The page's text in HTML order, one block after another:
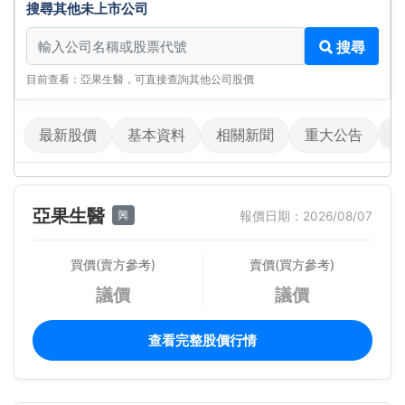
搜尋其他未上市公司
搜尋其他未上市公司
搜尋
目前查看：亞果生醫，可直接查詢其他公司股價
最新股價 基本資料 相關新聞 重大公告
亞果生醫 興 報價日期：2026/08/07
買價(賣方參考)
議價
賣價(買方參考)
議價
查看完整股價行情